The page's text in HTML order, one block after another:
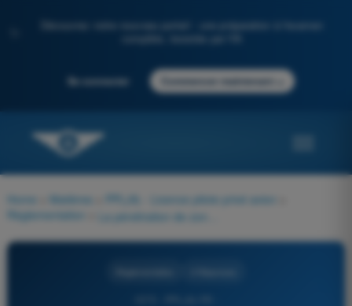
Découvrez notre nouveau portail : une préparation à l'examen
Se connecter Commencer maintenant
Home Matières PPL(A) - Licence pilote privé avion
Règlementation